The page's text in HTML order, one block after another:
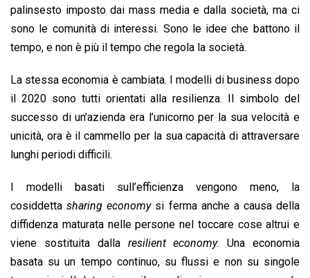
palinsesto imposto dai mass media e dalla società, ma ci
sono le comunità di interessi. Sono le idee che battono il
tempo, e non è più il tempo che regola la società.
La stessa economia è cambiata. I modelli di business dopo
il 2020 sono tutti orientati alla resilienza. Il simbolo del
successo di un’azienda era l’unicorno per la sua velocità e
unicità, ora è il cammello per la sua capacità di attraversare
lunghi periodi difficili.
I modelli basati sull’efficienza vengono meno, la
cosiddettasharing economysi ferma anche a causa della
diffidenza maturata nelle persone nel toccare cose altrui e
viene sostituita dalla resilient economy. Una economia
basata su un tempo continuo, su flussi e non su singole